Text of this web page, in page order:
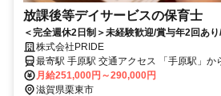
放課後等デイサービスの保育士
＜完全週休2日制＞未経験歓迎/賞与年2回あ
子どもたちをサポート
株式会社PRIDE
最寄駅 手原駅 交通アクセス 「手原駅」から徒歩10分 ・車通勤OK ・
月給251,000円～290,000円
滋賀県栗東市